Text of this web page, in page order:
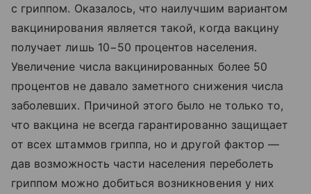
с гриппом. Оказалось, что наилучшим вариантом
вакцинирования является такой, когда вакцину
получает лишь 10−50 процентов населения.
Увеличение числа вакцинированных более 50
процентов не давало заметного снижения числа
заболевших. Причиной этого было не только то,
что вакцина не всегда гарантированно защищает
от всех штаммов гриппа, но и другой фактор —
дав возможность части населения переболеть
гриппом можно добиться возникновения у них